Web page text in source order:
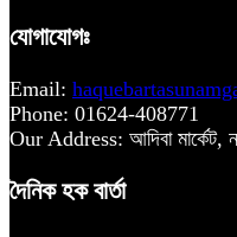
যোগাযোগঃ
Email:
Phone: 01624-408771
Our Address: আদিবা মার্কেট,
দৈনিক হক বার্তা